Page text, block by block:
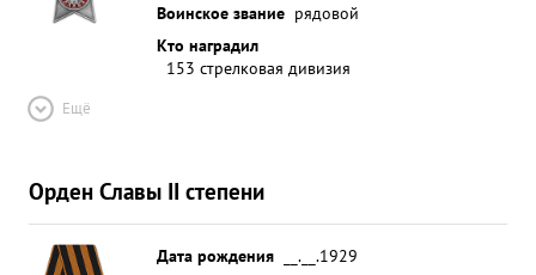
Воинское звание рядовой
Кто наградил
153 стрелковая дивизия
Ещё
Орден Славы II степени
Дата рождения
__.__.1929